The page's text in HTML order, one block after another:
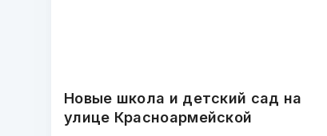
Новые школа и детский сад на
улице Красноармейской